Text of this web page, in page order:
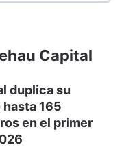
Capital
duplica su
165
en el primer